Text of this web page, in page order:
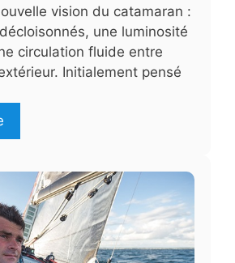
vision du catamaran :
une luminosité
circulation fluide entre
Initialement pensé